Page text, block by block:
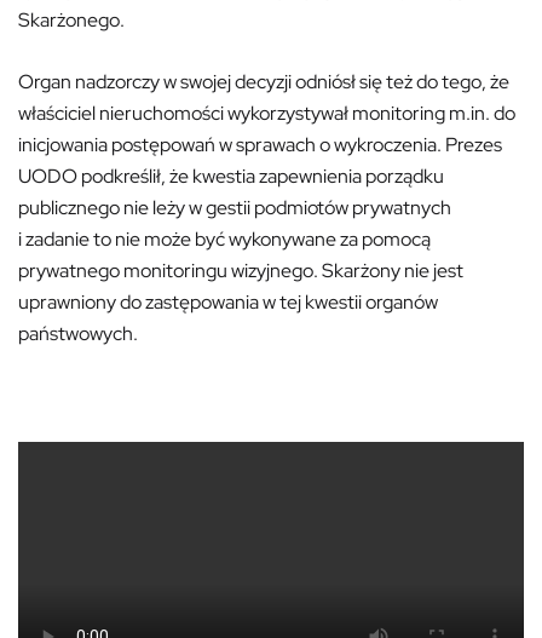
Skarżonego.
Organ nadzorczy w swojej decyzji odniósł się też do tego, że
właściciel nieruchomości wykorzystywał monitoring m.in. do
inicjowania postępowań w sprawach o wykroczenia. Prezes
UODO podkreślił, że kwestia zapewnienia porządku
publicznego nie leży w gestii podmiotów prywatnych
i zadanie to nie może być wykonywane za pomocą
prywatnego monitoringu wizyjnego. Skarżony nie jest
uprawniony do zastępowania w tej kwestii organów
państwowych.